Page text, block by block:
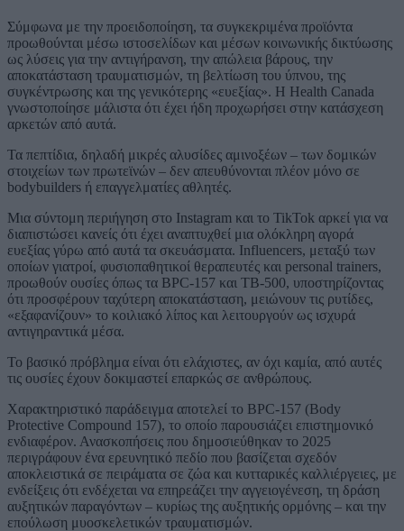
Σύμφωνα με την προειδοποίηση, τα συγκεκριμένα προϊόντα
προωθούνται μέσω ιστοσελίδων και μέσων κοινωνικής δικτύωσης
ως λύσεις για την αντιγήρανση, την απώλεια βάρους, την
αποκατάσταση τραυματισμών, τη βελτίωση του ύπνου, της
συγκέντρωσης και της γενικότερης «ευεξίας». Η Health Canada
γνωστοποίησε μάλιστα ότι έχει ήδη προχωρήσει στην κατάσχεση
αρκετών από αυτά.
Τα πεπτίδια, δηλαδή μικρές αλυσίδες αμινοξέων – των δομικών
στοιχείων των πρωτεϊνών – δεν απευθύνονται πλέον μόνο σε
bodybuilders ή επαγγελματίες αθλητές.
Μια σύντομη περιήγηση στο Instagram και το TikTok αρκεί για να
διαπιστώσει κανείς ότι έχει αναπτυχθεί μια ολόκληρη αγορά
ευεξίας γύρω από αυτά τα σκευάσματα. Influencers, μεταξύ των
οποίων γιατροί, φυσιοπαθητικοί θεραπευτές και personal trainers,
προωθούν ουσίες όπως τα BPC-157 και TB-500, υποστηρίζοντας
ότι προσφέρουν ταχύτερη αποκατάσταση, μειώνουν τις ρυτίδες,
«εξαφανίζουν» το κοιλιακό λίπος και λειτουργούν ως ισχυρά
αντιγηραντικά μέσα.
Το βασικό πρόβλημα είναι ότι ελάχιστες, αν όχι καμία, από αυτές
τις ουσίες έχουν δοκιμαστεί επαρκώς σε ανθρώπους.
Χαρακτηριστικό παράδειγμα αποτελεί το BPC-157 (Body
Protective Compound 157), το οποίο παρουσιάζει επιστημονικό
ενδιαφέρον. Ανασκοπήσεις που δημοσιεύθηκαν το 2025
περιγράφουν ένα ερευνητικό πεδίο που βασίζεται σχεδόν
αποκλειστικά σε πειράματα σε ζώα και κυτταρικές καλλιέργειες, με
ενδείξεις ότι ενδέχεται να επηρεάζει την αγγειογένεση, τη δράση
αυξητικών παραγόντων – κυρίως της αυξητικής ορμόνης – και την
επούλωση μυοσκελετικών τραυματισμών.